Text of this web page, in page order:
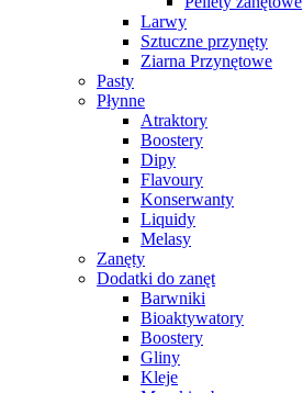
Larwy
Sztuczne przynęty
Ziarna Przynętowe
Pasty
Płynne
Atraktory
Boostery
Dipy
Flavoury
Konserwanty
Liquidy
Melasy
Zanęty
Dodatki do zanęt
Barwniki
Bioaktywatory
Boostery
Gliny
Kleje